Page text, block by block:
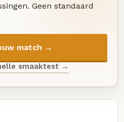
Geen standaard
match →
smaaktest →